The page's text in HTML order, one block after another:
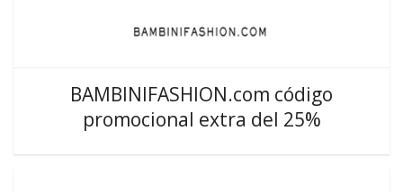
BAMBINIFASHION.com código
promocional extra del 25%